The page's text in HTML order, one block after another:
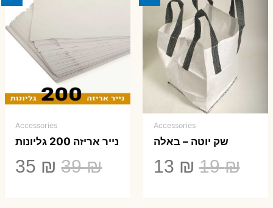
Accessories
שק יוטה – באלה
19₪
המחיר
13 ₪
Accessories
נייר אריזה 200 גליונות
39₪
המחיר
35 ₪